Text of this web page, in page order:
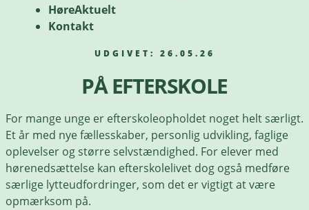
HøreAktuelt
Kontakt
UDGIVET: 26.05.26
PÅ EFTERSKOLE
For mange unge er efterskoleopholdet noget helt særligt.
Et år med nye fællesskaber, personlig udvikling, faglige
oplevelser og større selvstændighed. For elever med
hørenedsættelse kan efterskolelivet dog også medføre
særlige lytteudfordringer, som det er vigtigt at være
opmærksom på.